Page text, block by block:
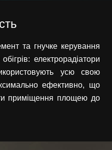
та гнучке керування
електрорадіатори
усю свою
ефективно, що
приміщення площею до